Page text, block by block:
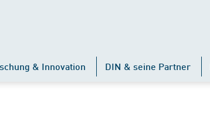
& Innovation DIN & seine Partner